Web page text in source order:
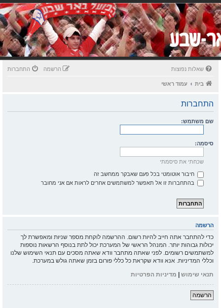
שאלות נפוצות התחברות הרשמה
בית עמוד ראשי
התחברות
שם משתמש:
סיסמה:
שכחתי את סיסמתי
חיבור אוטומטי בכל פעם שאבקר ממחשב זה
בהתחברות זו אל תאפשר למשתמשים אחרים לראות אם אני מחובר
הרשמה
כדי להתחבר אתה חייב להיות רשום. ההרשמה לוקחת מספר שניות ומאפשרת לך
יכולות גבוהות יותר. המנהל הראשי של המערכת יכול לתת בנוסף הרשאות נוספות
למשתמשים רשומים. לפני שאתה מתחבר וודא שאתה מסכים עם תנאי השימוש שלנו
וכללי המדיניות. אנא וודא שקראת כל כללי פורום בזמן שאתה גולש במערכת.
תנאי שימוש | מדיניות הפרטיות
הרשמה